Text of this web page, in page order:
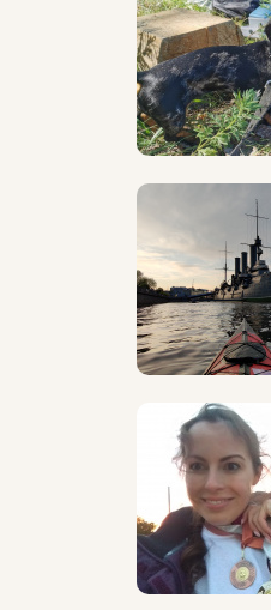
Дополнительно
- Омский
"Инновационный
- Диплом о
- Школа мастерства
инструкторов-водников
приключений», 2020 г
- Курс оказания базовой
- Курс оказания первой
- Альпзначок, призер
водном рогейне.
До встречи на